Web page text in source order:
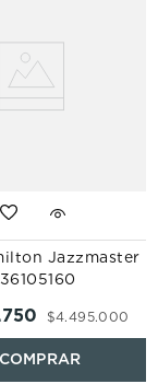
Jazzmaster
$4.495.000
750